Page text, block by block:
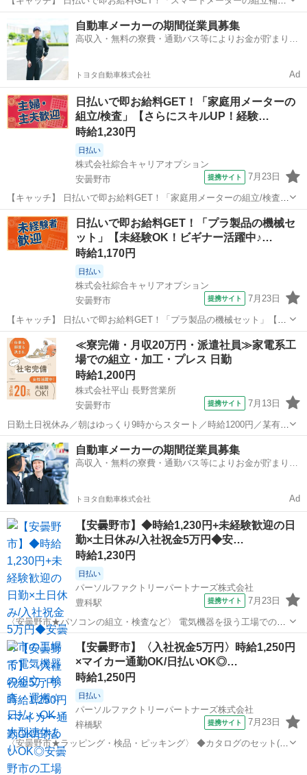
助」【未経験の方も安心◎】女性活躍中の職場！ウレシイ☆土日祝休♪
ヘアスタイル自由☆高時給1250円！ 【コメント】 製造のお仕事をお
探しの方必見！ 「経験な...
安曇野市 仕分け
自動車メーカーの期間従業員募集
高収入・無料の寮費・通勤バス等によりお金が貯まりや
トヨタ自動車株式会社 Ad
日払いで即お給料GET！「家庭用メーターの
組立/検査」【さらにスキルUP！経験…
時給1,230円
日払い
株式会社綜合キャリアオプション
安曇野市
提携サイト 7月23日
【キャッチ】 日払いで即お給料GET！「家庭用メーターの組立/検査」
【さらにスキルUP！経験者歓迎♪】華やか環境☆女性も活躍中♪ヘアカ
ラーOK！高時給1230円！ 【コメント】 製造のお仕事が豊富★未経験
で働いてみたい方も...
長野 安曇野市 工場
日払いで即お給料GET！「プラ製品の機械セ
ット」【未経験OK！ビギナー活躍中♪…
時給1,170円
日払い
株式会社綜合キャリアオプション
安曇野市
提携サイト 7月23日
【キャッチ】 日払いで即お給料GET！「プラ製品の機械セット」【未
経験OK！ビギナー活躍中♪】収入重視派さんに！残業20H以上！！高
時給1170円！ 【コメント】 ＼大手人材派遣会社で働きませんか♪／
「新しい職場は不安...
長野 安曇野市 工場
≪寮完備・月収20万円・派遣社員≫家電系工
場での組立・加工・プレス 日勤
時給1,200円
株式会社平山 長野営業所
安曇野市
提携サイト 7月13日
日勤土日祝休み／朝はゆっくり9時からスタート／時給1200円／某有名
PC会社での製造のお仕事です 電子機器・精密機器を製造する工場で、
ノートパソコンを作るお仕事です♪ 電子機器・精密機器を製造する工
場で、 ノートパソコン...
長野 安曇野市 その他
自動車メーカーの期間従業員募集
高収入・無料の寮費・通勤バス等によりお金が貯まりや
トヨタ自動車株式会社 Ad
【安曇野市】◆時給1,230円+未経験歓迎の日
勤×土日休み/入社祝金5万円◆安…
時給1,230円
日払い
パーソルファクトリーパートナーズ株式会社
豊科駅
提携サイト 7月23日
〈安曇野市★パソコンの組立・検査など〉 電気機器を扱う工場でのお
仕事です。 PCなどの組立・検査・梱包・材料準備など 設備への製品
投入、電動ドライバー使用の組立、 マシンオペレーター、目視検査や
運搬作業など多岐にわたります。...
長野 安曇野市 豊科駅 工場
【安曇野市】〈入社祝金5万円〉時給1,250円
×マイカー通勤OK/日払いOK◎…
時給1,250円
日払い
パーソルファクトリーパートナーズ株式会社
梓橋駅
提携サイト 7月23日
〈安曇野市★ラッピング・検品・ピッキング〉 ◆カタログのセット(カ
タログを箱や封筒に入れる) ◆ラッピング(カタログのプレゼント包装)
・梱包/・検品/・ピッキングなど ☆1人1人の作業台がありますので、
長野 安曇野市